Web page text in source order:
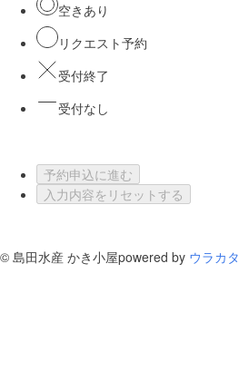
空きあり
リクエスト予約
受付終了
受付なし
予約申込に進む
入力内容をリセットする
© 島田水産 かき小屋powered by ウラカタ